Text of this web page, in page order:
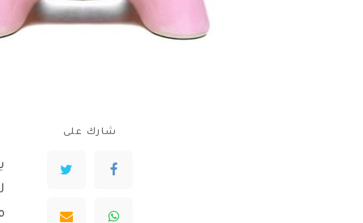
شارك على